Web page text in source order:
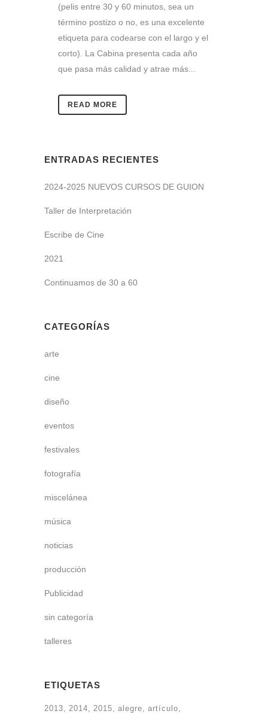
(pelis entre 30 y 60 minutos, sea un
término postizo o no, es una excelente
etiqueta para codearse con el largo y el
corto). La Cabina presenta cada año
que pasa más calidad y atrae más...
READ MORE
ENTRADAS RECIENTES
2024-2025 NUEVOS CURSOS DE GUION
Taller de Interpretación
Escribe de Cine
2021
Continuamos de 30 a 60
CATEGORÍAS
arte
cine
diseño
eventos
festivales
fotografía
miscelánea
música
noticias
producción
Publicidad
sin categoría
talleres
ETIQUETAS
2013 2014 2015 alegre
artículo